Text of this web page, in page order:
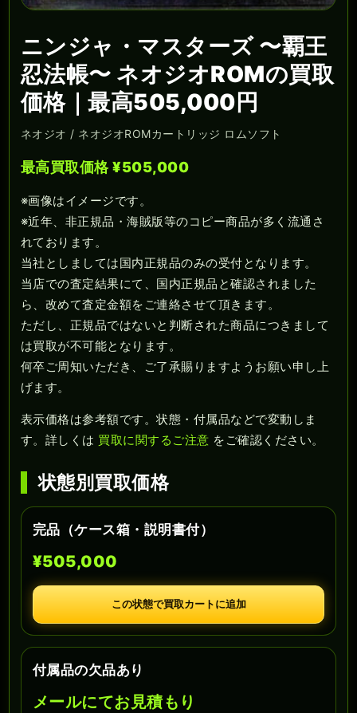
ニンジャ・マスターズ 〜覇王
忍法帳〜 ネオジオROMの買取
価格｜最高505,000円
ネオジオ / ネオジオROMカートリッジ ロムソフト
最高買取価格 ¥505,000
※画像はイメージです。
※近年、非正規品・海賊版等のコピー商品が多く流通さ
れております。
当社としましては国内正規品のみの受付となります。
当店での査定結果にて、国内正規品と確認されました
ら、改めて査定金額をご連絡させて頂きます。
ただし、正規品ではないと判断された商品につきまして
は買取が不可能となります。
何卒ご周知いただき、ご了承賜りますようお願い申し上
げます。
表示価格は参考額です。状態・付属品などで変動しま
す。詳しくは 買取に関するご注意 をご確認ください。
状態別買取価格
完品（ケース箱・説明書付）
¥505,000
この状態で買取カートに追加
付属品の欠品あり
メールにてお見積もり